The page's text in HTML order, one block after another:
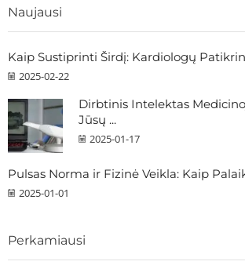
Naujausi
Kaip Sustiprinti Širdį: Kardiologų
2025-02-22
Dirbtinis Intelektas
Jūsų ...
2025-01-17
Pulsas Norma ir Fizinė Veikla: Kaip
2025-01-01
Perkamiausi